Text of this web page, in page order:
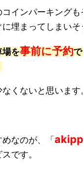
インパーキング
埋まってしまいそ
場を事前に予約
くないと思います
なのが、「
です。